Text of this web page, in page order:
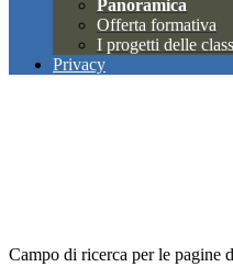
Panoramica
Offerta formativa
I progetti delle
Privacy
Campo di ricerca per le pagine